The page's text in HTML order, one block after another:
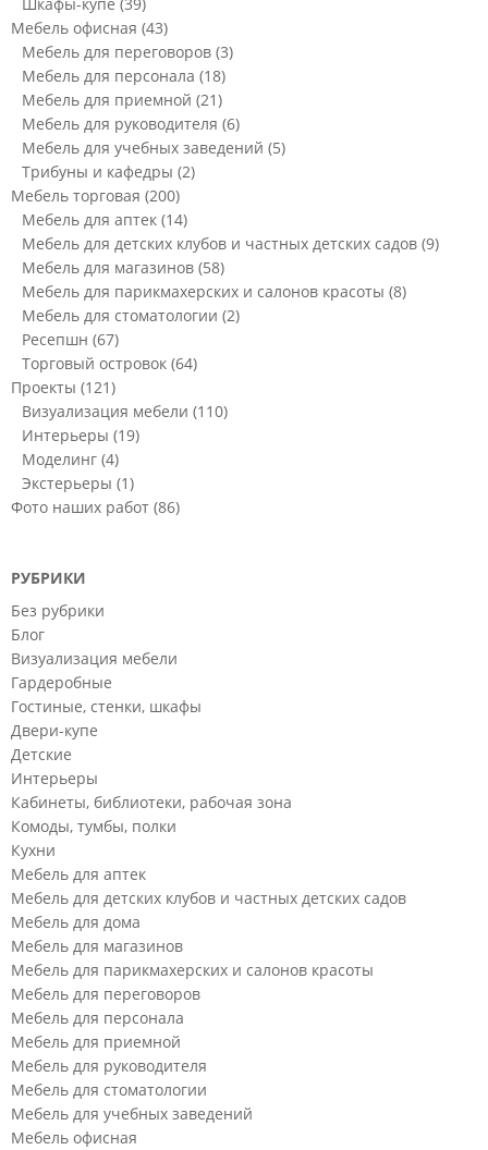
Шкафы-купе (39)
Мебель офисная (43)
Мебель для переговоров (3)
Мебель для персонала (18)
Мебель для приемной (21)
Мебель для руководителя (6)
Мебель для учебных заведений (5)
Трибуны и кафедры (2)
Мебель торговая (200)
Мебель для аптек (14)
Мебель для детских клубов и частных детских садов (9)
Мебель для магазинов (58)
Мебель для парикмахерских и салонов красоты (8)
Мебель для стоматологии (2)
Ресепшн (67)
Торговый островок (64)
Проекты (121)
Визуализация мебели (110)
Интерьеры (19)
Моделинг (4)
Экстерьеры (1)
Фото наших работ (86)
РУБРИКИ
Без рубрики
Блог
Визуализация мебели
Гардеробные
Гостиные, стенки, шкафы
Двери-купе
Детские
Интерьеры
Кабинеты, библиотеки, рабочая зона
Комоды, тумбы, полки
Кухни
Мебель для аптек
Мебель для детских клубов и частных детских садов
Мебель для дома
Мебель для магазинов
Мебель для парикмахерских и салонов красоты
Мебель для переговоров
Мебель для персонала
Мебель для приемной
Мебель для руководителя
Мебель для стоматологии
Мебель для учебных заведений
Мебель офисная